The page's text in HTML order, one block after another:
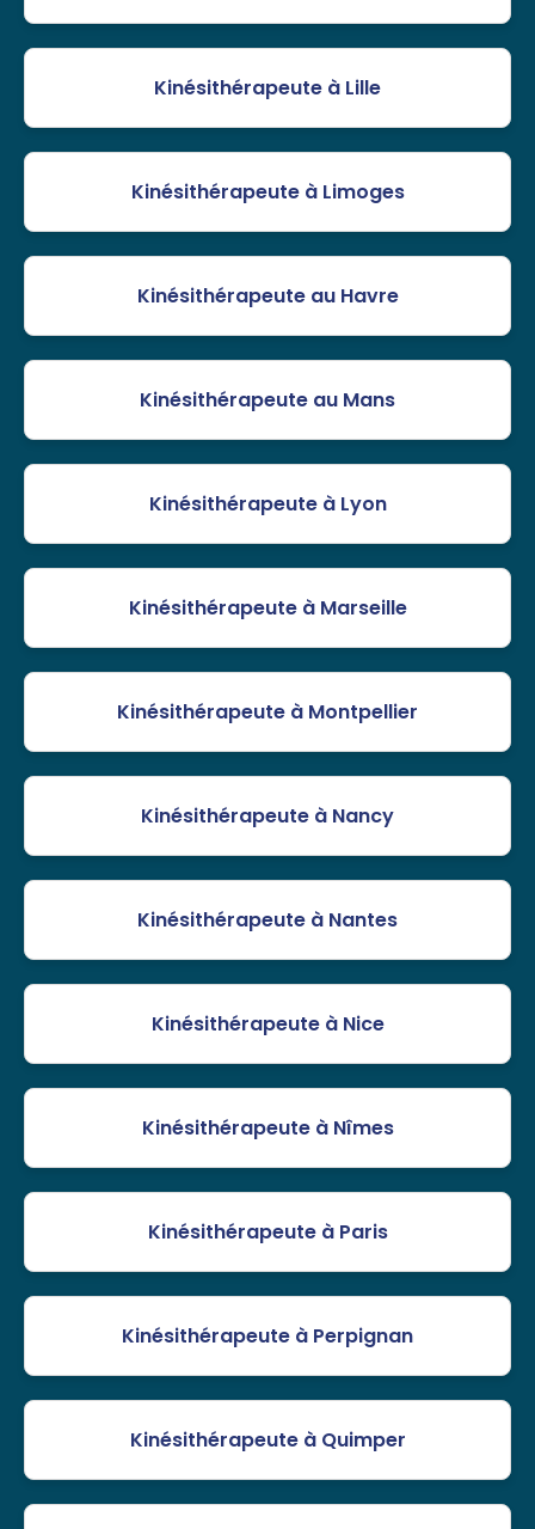
Kinésithérapeute à Lille
Kinésithérapeute à Limoges
Kinésithérapeute au Havre
Kinésithérapeute au Mans
Kinésithérapeute à Lyon
Kinésithérapeute à Marseille
Kinésithérapeute à Montpellier
Kinésithérapeute à Nancy
Kinésithérapeute à Nantes
Kinésithérapeute à Nice
Kinésithérapeute à Nîmes
Kinésithérapeute à Paris
Kinésithérapeute à Perpignan
Kinésithérapeute à Quimper